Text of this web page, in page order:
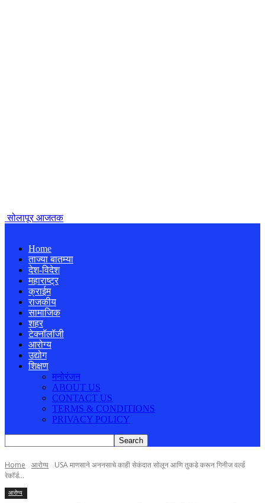
सोलापूर आजतक
Home
ताज्या बातम्या
देश-विदेश
महाराष्ट्र
क्राईम
राजकीय
सामाजिक
शहर
टेक्नॉलॉजी
आरोग्य
उद्योग
शिक्षण
मनोरंजन
ABOUT US
CONTACT US
TERMS & CONDITIONS
PRIVACY POLICY
Home आरोग्य
USA माणसाने अननसाचे काही सेकंदात सोलून आणि तुकडे करून गिनीज वर्ल्ड
रेकॉर्ड...
आरोग्य